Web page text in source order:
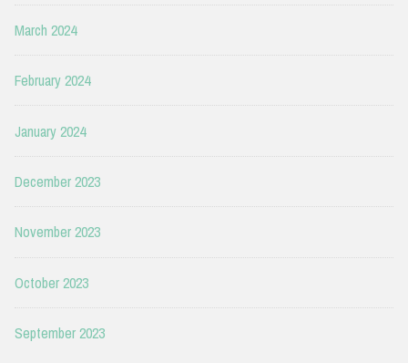
March 2024
February 2024
January 2024
December 2023
November 2023
October 2023
September 2023